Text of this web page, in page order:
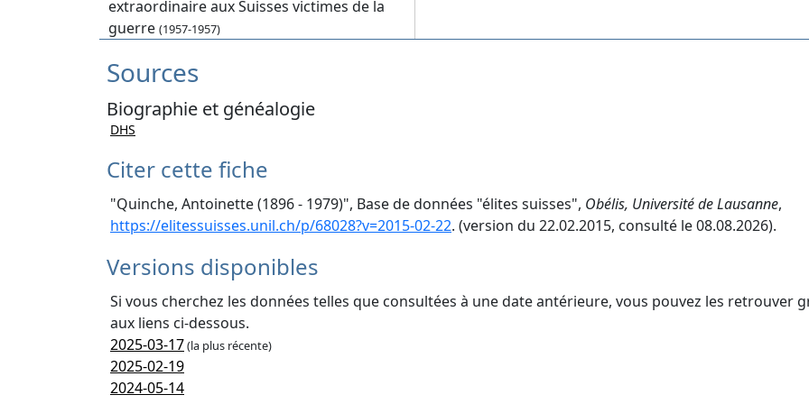
extraordinaire aux Suisses victimes de la
guerre (1957-1957)
Sources
Biographie et généalogie
DHS
Citer cette fiche
"Quinche, Antoinette (1896 - 1979)", Base de données "élites suisses", Obélis, Université de Lausanne,
https://elitessuisses.unil.ch/p/68028?v=2015-02-22. (version du 22.02.2015, consulté le 08.08.2026).
Versions disponibles
Si vous cherchez les données telles que consultées à une date antérieure, vous pouvez les retrouver
aux liens ci-dessous.
2025-03-17(la plus récente)
2025-02-19
2024-05-14